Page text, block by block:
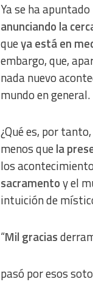
Ya se ha
anunciando la
queya está en
embargo, que,
nada nuevo
mundo en general.
¿Qué es, por
menos quela
los
sacramentoy el
intuición de
“Mil gracias
pasó por esos